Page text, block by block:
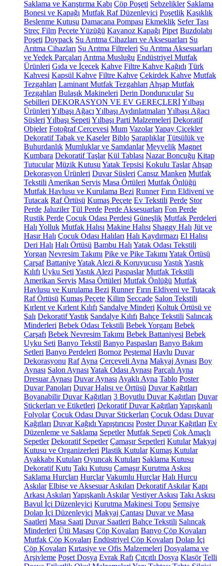
Saklama ve Karıştırma Kabı Çöp Poşeti Sebzelikler Saklama
Bonesi ve Kapağı Mutfak Raf Düzenleyici Poşetlik Kaşıklık
Beslenme Kutusu Damacana Pompası Ekmeklik Sefer Tası
Streç Film Peçete Yüzüğü Kavanoz Kapağı Pipet Buzdolabı
Poşeti Doypack Su Arıtma Cihazları ve Aksesuarları Su
Arıtma Cihazları Su Arıtma Filtreleri Su Arıtma Aksesuarları
ve Yedek Parçaları Arıtma Musluğu Endüstriyel Mutfak
Ürünleri Gıda ve İçecek Kahve Filtre Kahve Kağıdı Türk
Kahvesi Kapsül Kahve Filtre Kahve Çekirdek Kahve Mutfak
Tezgahları Laminant Mutfak Tezgahları Ahşap Mutfak
Tezgahları Bulaşık Makineleri Derin Dondurucular Su
Sebilleri DEKORASYON VE EV GEREÇLERİYılbaşı
Ürünleri Yılbaşı Ağacı Yılbaşı Aydınlatmaları Yılbaşı Ağacı
Süsleri Yılbaşı Sepeti Yılbaşı Parti Malzemeleri Dekoratif
Objeler Fotoğraf Çerçevesi Mum VazolarYapay Çiçekler
Dekoratif Tabak ve Kaseler Biblo Şaraplıklar Tütsülük ve
Buhurdanlık Mumluklar ve Şamdanlar Meyvelik Magnet
Kumbara Dekoratif Taşlar Kül Tablası Nazar Boncuğu Kitap
Tutucular Müzik Kutusu Yatak Tepsisi Kokulu Taşlar Ahşap
Dekorasyon Ürünleri Duvar Süsleri Cansız Manken Mutfak
Tekstili Amerikan Servis Masa Örtüleri Mutfak Önlüğü
Mutfak Havlusu ve Kurulama Bezi Runner Fırın Eldiveni ve
Tutacak Raf Örtüsü Kumaş Peçete Ev Tekstili Perde Stor
Perde Jaluziler Tül Perde Perde Aksesuarları Fon Perde
Rustik Perde Çocuk Odası Perdesi Güneşlik Mutfak Perdeleri
Halı Yolluk Mutfak Halısı Makine Halısı Shaggy Halı Jüt ve
Hasır Halı Çocuk Odası Halıları Halı Kaydırmazı El Halısı
Deri Halı Halı Örtüsü Bambu Halı Yatak Odası Tekstili
Yorgan Nevresim Takımı Pike ve Pike Takımı Yatak Örtüsü
Çarşaf BattaniyeYatak Alezi & Koruyucusu YastıkYastık
Kılıfı Uyku Seti Yastık Alezi Paspaslar Mutfak Tekstili
Amerikan Servis Masa Örtüleri Mutfak Önlüğü Mutfak
Havlusu ve Kurulama Bezi Runner Fırın Eldiveni ve Tutacak
Raf Örtüsü Kumaş Peçete Kilim Seccade Salon Tekstili
Kırlent ve Kırlent Kılıfı Sandalye Minderi Koltuk Örtüsü ve
Şalı Dekoratif Yastık Sandalye Kılıfı Bahçe Tekstili Salıncak
Minderleri Bebek Odası Tekstili Bebek Yorganı Bebek
Çarşafı Bebek Nevresim Takımı Bebek Battaniyesi Bebek
Uyku Seti Banyo Tekstil Banyo Paspasları Banyo Bakım
Setleri Banyo Perdeleri Bornoz Peştemal Havlu Duvar
Dekorasyonu Raf Ayna Çerçeveli Ayna Makyaj Aynası Boy
Aynası Salon Aynası Yatak Odası Aynası Parçalı Ayna
Dresuar Aynası Duvar Aynası Ayaklı Ayna Tablo Poster
Duvar Panoları Duvar Halısı ve Örtüsü Duvar Kağıtları
Boyanabilir Duvar Kağıtları 3 Boyutlu Duvar Kağıtları Duvar
Stickerları ve Etiketleri Dekoratif Duvar Kağıtları Yapışkanlı
Folyolar Çocuk Odası Duvar Stickerları Çocuk Odası Duvar
Kağıtları Duvar Kağıdı Yapıştırıcısı Poster Duvar Kağıtları Ev
Düzenleme ve Saklama Sepetler Mutfak Sepeti Çok Amaçlı
Sepetler Dekoratif Sepetler Çamaşır Sepetleri Kutular Makyaj
Kutusu ve Organizerleri Plastik Kutular Kumaş Kutular
Ayakkabı Kutuları Oyuncak Kutuları Saklama Kutusu
Dekoratif Kutu Takı Kutusu Çamaşır Kurutma Askısı
Saklama Hurçları Hurçlar Vakumlu Hurçlar Halı Hurcu
Askılar Elbise ve Aksesuar Askıları Dekoratif Askılar Kapı
Arkası Askıları Yapışkanlı Askılar Vestiyer Askısı Takı Askısı
Bavul İçi Düzenleyici Kurutma Makinesi Topu Şemsiye
Dolap İçi Düzenleyici Makyaj Çantası Duvar ve Masa
Saatleri Masa Saati Duvar Saatleri Bahçe Tekstili Salıncak
Minderleri Ütü Masası Çöp Kovaları Banyo Çöp Kovaları
Mutfak Çöp Kovaları Endüstriyel Çöp Kovaları Dolap İçi
Çöp Kovaları Kırtasiye ve Ofis Malzemeleri Dosyalama ve
Arşivleme Poşet Dosya Evrak Rafı Çıtçıtlı Dosya Klasör Telli